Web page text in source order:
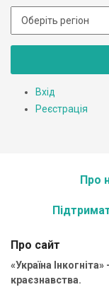
Вхід
Реєстрація
Про
Про сайт
«Україна
краєзнавства.